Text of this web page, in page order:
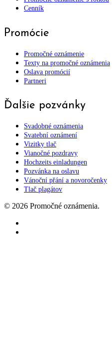
Cenník
Promócie
Promočné oznámenie
Texty na promočné oznámenia
Oslava promócií
Partneri
Ďalšie pozvánky
Svadobné oznámenia
Svatební oznámení
Vizitky tlač
Vianočné pozdravy
Hochzeits einladungen
Pozvánka na oslavu
Vánoční přání a novoročenky
Tlač plagátov
© 2026 Promočné oznámenia.